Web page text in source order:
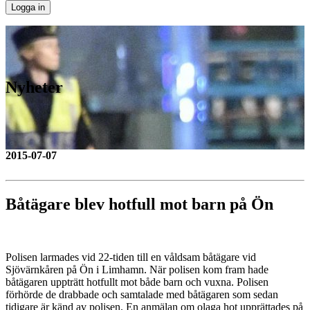
Nyheter
2015-07-07
Båtägare blev hotfull mot barn på Ön
Polisen larmades vid 22-tiden till en våldsam båtägare vid
Sjövärnkåren på Ön i Limhamn. När polisen kom fram hade
båtägaren uppträtt hotfullt mot både barn och vuxna. Polisen
förhörde de drabbade och samtalade med båtägaren som sedan
tidigare är känd av polisen. En anmälan om olaga hot upprättades på